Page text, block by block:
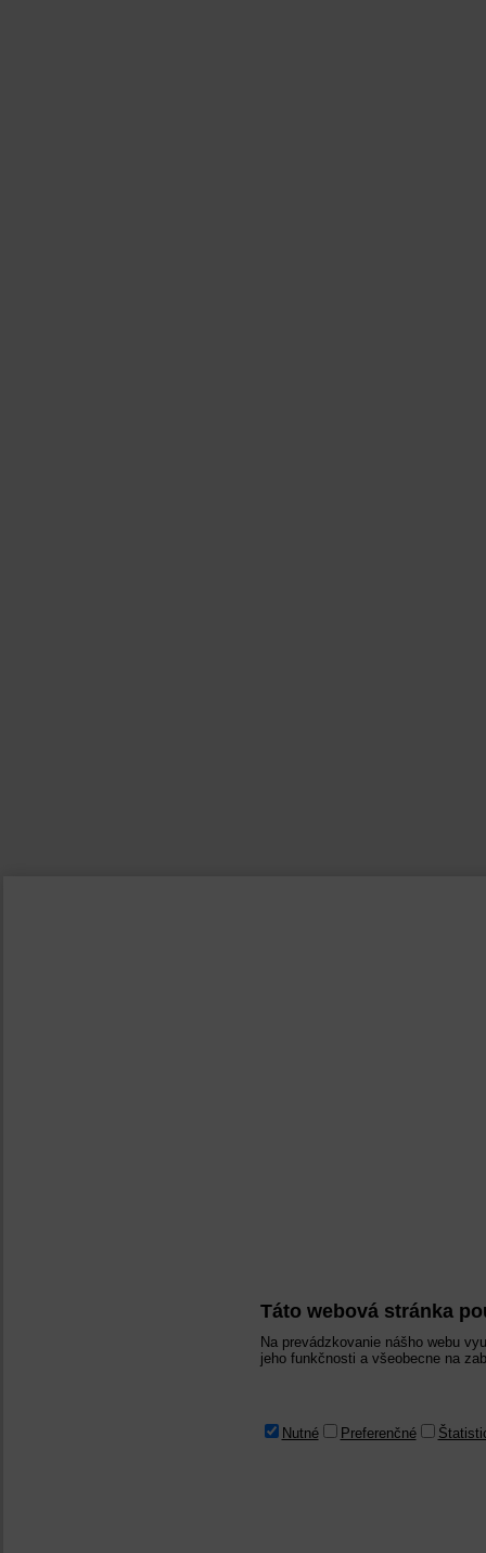
Táto webová stránka
Na prevádzkovanie nášho webu
jeho funkčnosti a všeobecne na
Nutné Preferenčné